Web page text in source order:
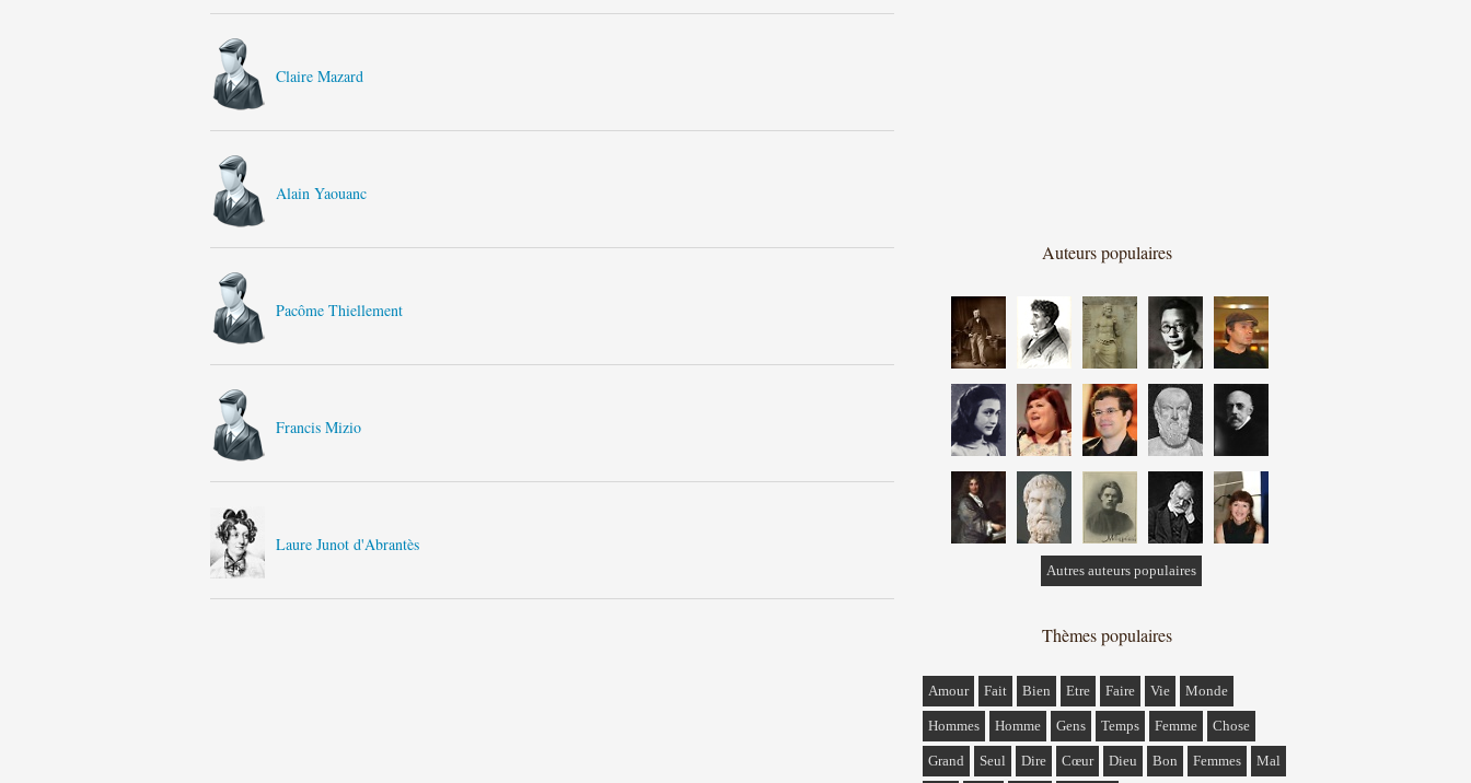
Claire Mazard
Alain Yaouanc
Pacôme Thiellement
Francis Mizio
Laure Junot d'Abrantès
Auteurs populaires
Autres auteurs populaires
Thèmes populaires
Amour Fait Bien Etre Faire Vie Monde
Hommes Homme Gens Temps Femme Chose
Grand Seul Dire Cœur Dieu Bon Femmes Mal